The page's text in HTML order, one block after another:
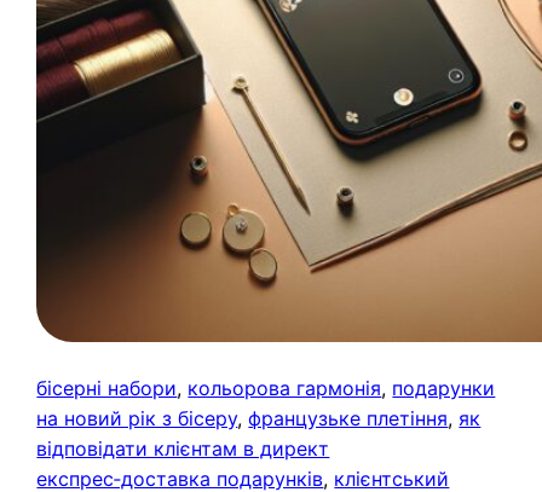
бісерні набори, кольорова гармонія, подарунки
на новий рік з бісеру, французьке плетіння, як
відповідати клієнтам в директ
експрес‑доставка подарунків, клієнтський